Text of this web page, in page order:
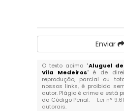
Enviar
O texto acima "Aluguel
Vila Medeiros" é de
reprodução, parcial ou
nossos links, é proibida
autor. Plágio é crime e está
do Código Penal. – Lei n°
autorais.